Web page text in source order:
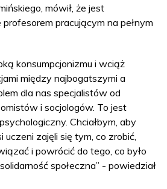
mówił, że jest
pracującym na pełnym
konsumpcjonizmu i wciąż
między najbogatszymi a
dla nas specjalistów od
i socjologów. To jest
Chciałbym, aby
zajęli się tym, co zrobić,
i powrócić do tego, co było
społeczna” - powiedział